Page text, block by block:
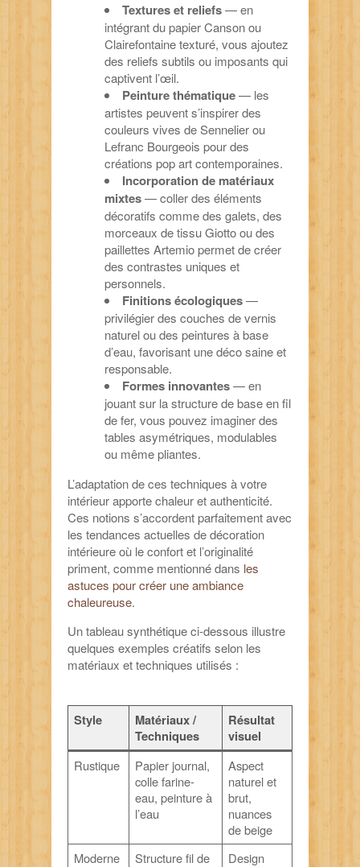
Textures et reliefs— en
intégrant du papier Canson ou
Clairefontaine texturé, vous ajoutez
des reliefs subtils ou imposants qui
captivent l’œil.
Peinture thématique— les
artistes peuvent s’inspirer des
couleurs vives de Sennelier ou
Lefranc Bourgeois pour des
créations pop art contemporaines.
Incorporation de matériaux
mixtes— coller des éléments
décoratifs comme des galets, des
morceaux de tissu Giotto ou des
paillettes Artemio permet de créer
des contrastes uniques et
personnels.
Finitions écologiques—
privilégier des couches de vernis
naturel ou des peintures à base
d’eau, favorisant une déco saine et
responsable.
Formes innovantes— en
jouant sur la structure de base en fil
de fer, vous pouvez imaginer des
tables asymétriques, modulables
ou même pliantes.
L’adaptation de ces techniques à votre
intérieur apporte chaleur et authenticité.
Ces notions s’accordent parfaitement avec
les tendances actuelles de décoration
intérieure où le confort et l’originalité
priment, comme mentionné dans les
astuces pour créer une ambiance
chaleureuse.
Un tableau synthétique ci-dessous illustre
quelques exemples créatifs selon les
matériaux et techniques utilisés :
Style
Matériaux /
Techniques
Résultat
visuel
Rustique
Papier journal,
colle farine-
eau, peinture à
l’eau
Aspect
naturel et
brut,
nuances
de beige
Moderne
Structure fil de
Design